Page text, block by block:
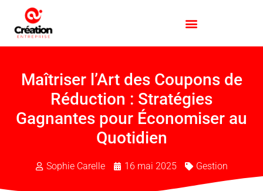
Maîtriser l’Art des Coupons de
Réduction : Stratégies
Gagnantes pour Économiser au
Quotidien
Sophie Carelle 16 mai 2025 Gestion